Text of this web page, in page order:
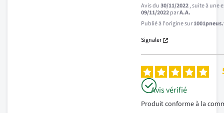
Avis du30/11/2022, suite à une
09/11/2022parA.A.
Publié à l'origine sur
Signaler
Avis vérifié
Produit conforme à la